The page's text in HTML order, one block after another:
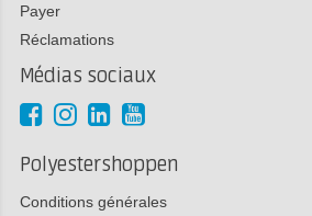
Payer
Réclamations
Médias sociaux
Polyestershoppen
Conditions générales